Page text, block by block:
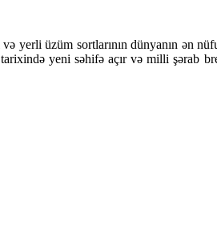
yerli üzüm sortlarının dünyanın ən
yeni səhifə açır və milli şərab